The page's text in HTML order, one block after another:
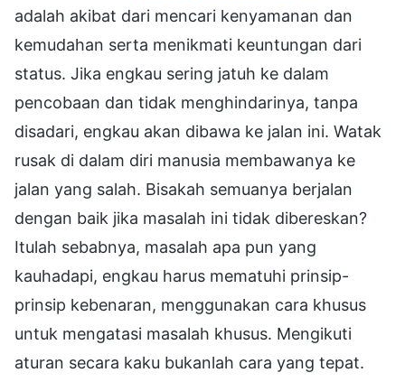
adalah akibat dari mencari kenyamanan dan
kemudahan serta menikmati keuntungan dari
status. Jika engkau sering jatuh ke dalam
pencobaan dan tidak menghindarinya, tanpa
disadari, engkau akan dibawa ke jalan ini. Watak
rusak di dalam diri manusia membawanya ke
jalan yang salah. Bisakah semuanya berjalan
dengan baik jika masalah ini tidak dibereskan?
Itulah sebabnya, masalah apa pun yang
kauhadapi, engkau harus mematuhi prinsip-
prinsip kebenaran, menggunakan cara khusus
untuk mengatasi masalah khusus. Mengikuti
aturan secara kaku bukanlah cara yang tepat.